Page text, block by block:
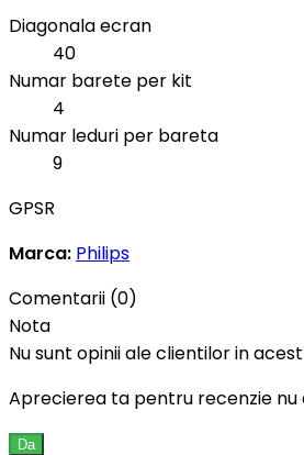
Diagonala ecran
40
Numar barete per kit
4
Numar leduri per bareta
9
GPSR
Marca: Philips
Comentarii (0)
Nota
Nu sunt opinii ale clientilor in
Aprecierea ta pentru recenzie
Da